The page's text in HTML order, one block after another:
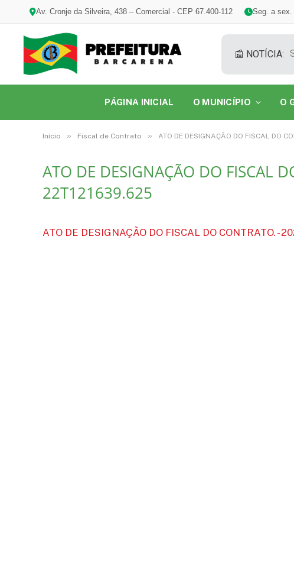
Av. Cronje da Silveira, 438 – Comercial - CEP 67.400-112 Seg. a sex.
📰 NOTÍCIA:
PÁGINA INICIAL O MUNICÍPIO O
Início » Fiscal de Contrato » ATO DE DESIGNAÇÃO DO FISCAL DO
ATO DE DESIGNAÇÃO DO FISCAL
22T121639.625
ATO DE DESIGNAÇÃO DO FISCAL DO CONTRATO. -